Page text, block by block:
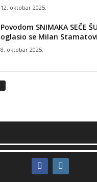
12. oktobar 2025.
Povodom SNIMAKA SEČE
oglasio se Milan
8. oktobar 2025.